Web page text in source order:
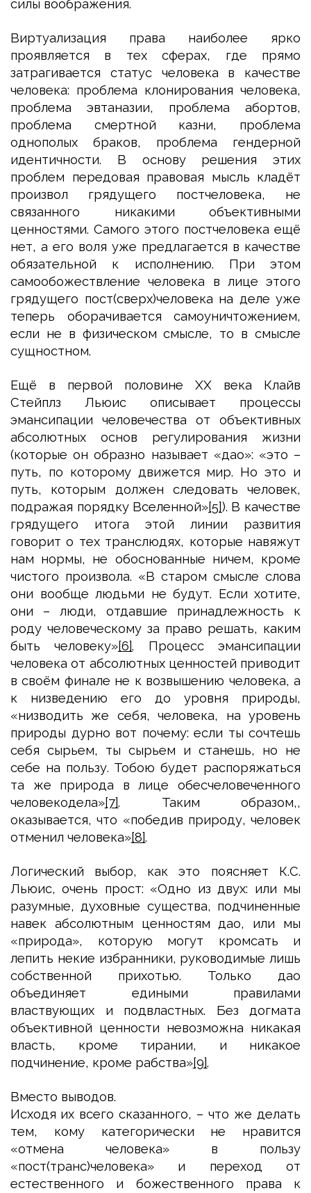
силы воображения.
Виртуализация права наиболее ярко
проявляется в тех сферах, где прямо
затрагивается статус человека в качестве
человека: проблема клонирования человека,
проблема эвтаназии, проблема абортов,
проблема смертной казни, проблема
однополых браков, проблема гендерной
идентичности. В основу решения этих
проблем передовая правовая мысль кладёт
произвол грядущего постчеловека, не
связанного никакими объективными
ценностями. Самого этого постчеловека ещё
нет, а его воля уже предлагается в качестве
обязательной к исполнению. При этом
самообожествление человека в лице этого
грядущего пост(сверх)человека на деле уже
теперь оборачивается самоуничтожением,
если не в физическом смысле, то в смысле
сущностном.
Ещё в первой половине XX века Клайв
Стейплз Льюис описывает процессы
эмансипации человечества от объективных
абсолютных основ регулирования жизни
(которые он образно называет «дао»: «это –
путь, по которому движется мир. Но это и
путь, которым должен следовать человек,
подражая порядку Вселенной»[5]). В качестве
грядущего итога этой линии развития
говорит о тех транслюдях, которые навяжут
нам нормы, не обоснованные ничем, кроме
чистого произвола. «В старом смысле слова
они вообще людьми не будут. Если хотите,
они – люди, отдавшие принадлежность к
роду человеческому за право решать, каким
быть человеку»[6]. Процесс эмансипации
человека от абсолютных ценностей приводит
в своём финале не к возвышению человека, а
к низведению его до уровня природы,
«низводить же себя, человека, на уровень
природы дурно вот почему: если ты сочтешь
себя сырьем, ты сырьем и станешь, но не
себе на пользу. Тобою будет распоряжаться
та же природа в лице обесчеловеченного
человекодела»[7]. Таким образом,,
оказывается, что «победив природу, человек
отменил человека»[8].
Логический выбор, как это поясняет К.С.
Льюис, очень прост: «Одно из двух: или мы
разумные, духовные существа, подчиненные
навек абсолютным ценностям дао, или мы
«природа», которую могут кромсать и
лепить некие избранники, руководимые лишь
собственной прихотью. Только дао
объединяет едиными правилами
властвующих и подвластных. Без догмата
объективной ценности невозможна никакая
власть, кроме тирании, и никакое
подчинение, кроме рабства»[9].
Вместо выводов.
Исходя их всего сказанного, – что же делать
тем, кому категорически не нравится
«отмена человека» в пользу
«пост(транс)человека» и переход от
естественного и божественного права к